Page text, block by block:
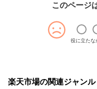
このページ
役に立たな
楽天市場の関連ジャンル